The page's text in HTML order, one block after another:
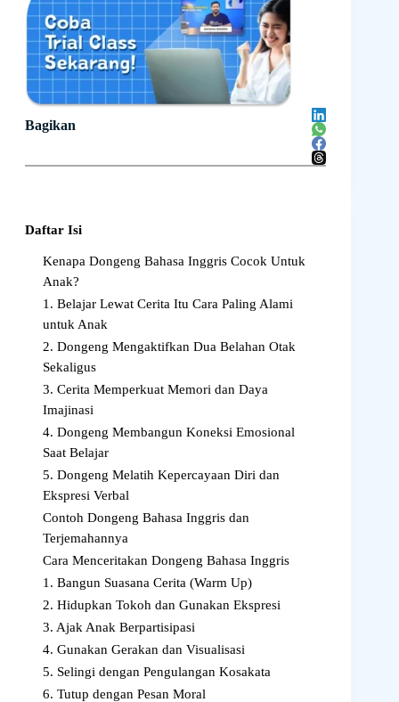
Bagikan
Daftar Isi
Kenapa Dongeng Bahasa Inggris Cocok Untuk
Anak?
1. Belajar Lewat Cerita Itu Cara Paling Alami
untuk Anak
2. Dongeng Mengaktifkan Dua Belahan Otak
Sekaligus
3. Cerita Memperkuat Memori dan Daya
Imajinasi
4. Dongeng Membangun Koneksi Emosional
Saat Belajar
5. Dongeng Melatih Kepercayaan Diri dan
Ekspresi Verbal
Contoh Dongeng Bahasa Inggris dan
Terjemahannya
Cara Menceritakan Dongeng Bahasa Inggris
1. Bangun Suasana Cerita (Warm Up)
2. Hidupkan Tokoh dan Gunakan Ekspresi
3. Ajak Anak Berpartisipasi
4. Gunakan Gerakan dan Visualisasi
5. Selingi dengan Pengulangan Kosakata
6. Tutup dengan Pesan Moral